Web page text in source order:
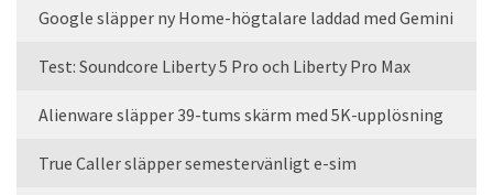
Google släpper ny Home-högtalare laddad med Gemini
Test: Soundcore Liberty 5 Pro och Liberty Pro Max
Alienware släpper 39-tums skärm med 5K-upplösning
True Caller släpper semestervänligt e-sim